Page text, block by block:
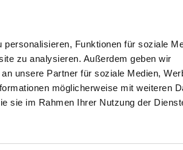
Funktionen für soziale
zu analysieren. Außerdem geben wir
unsere Partner für soziale Medien,
möglicherweise mit weiteren
sie im Rahmen Ihrer Nutzung der